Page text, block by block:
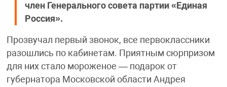
член Генерального совета партии «Единая
Россия».
Прозвучал первый звонок, все первоклассники
разошлись по кабинетам. Приятным сюрпризом
для них стало мороженое — подарок от
губернатора Московской области Андрея